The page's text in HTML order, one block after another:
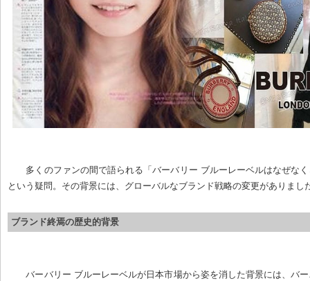
多くのファンの間で語られる「バーバリー ブルーレーベルはなぜな
という疑問。その背景には、グローバルなブランド戦略の変更がありまし
ブランド終焉の歴史的背景
バーバリー ブルーレーベルが日本市場から姿を消した背景には、バ